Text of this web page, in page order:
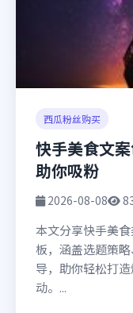
西瓜粉丝购买
快手美食文
助你吸粉
2026-08-08
本文分享快手美
板，涵盖选题策
导，助你轻松打
动。...